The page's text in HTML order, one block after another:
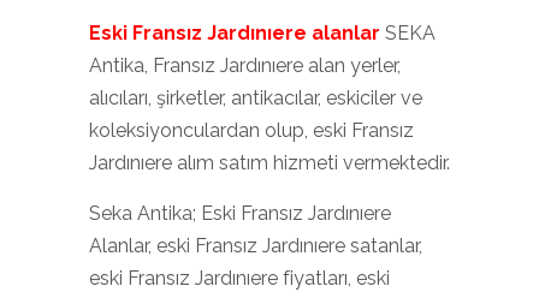
Eski Fransız Jardınıere alanlar SEKA
Antika, Fransız Jardınıere alan yerler,
alıcıları, şirketler, antikacılar, eskiciler ve
koleksiyonculardan olup, eski Fransız
Jardınıere alım satım hizmeti vermektedir.
Seka Antika; Eski Fransız Jardınıere
Alanlar, eski Fransız Jardınıere satanlar,
eski Fransız Jardınıere fiyatları, eski